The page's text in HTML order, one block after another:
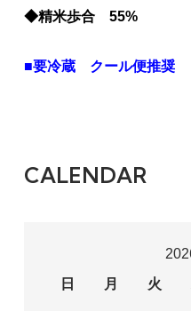
◆精米歩合 55%
■要冷蔵 クール便推奨
CALENDAR
日
月 火